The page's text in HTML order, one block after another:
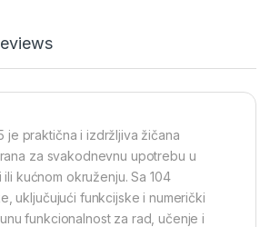
je praktična i izdržljiva žičana
za svakodnevnu upotrebu u
kućnom okruženju. Sa 104
uključujući funkcijske i numerički
funkcionalnost za rad, učenje i